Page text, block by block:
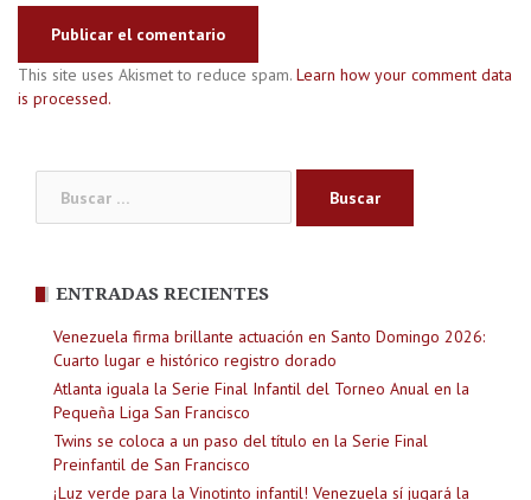
This site uses Akismet to reduce spam. Learn how your comment data
is processed.
ENTRADAS RECIENTES
Venezuela firma brillante actuación en Santo Domingo 2026:
Cuarto lugar e histórico registro dorado
Atlanta iguala la Serie Final Infantil del Torneo Anual en la
Pequeña Liga San Francisco
Twins se coloca a un paso del título en la Serie Final
Preinfantil de San Francisco
¡Luz verde para la Vinotinto infantil! Venezuela sí jugará la